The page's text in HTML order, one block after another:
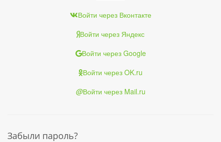
Войти через Вконтакте
Войти через Яндекс
Войти через Google
Войти через OK.ru
@Войти через Mail.ru
Забыли пароль?